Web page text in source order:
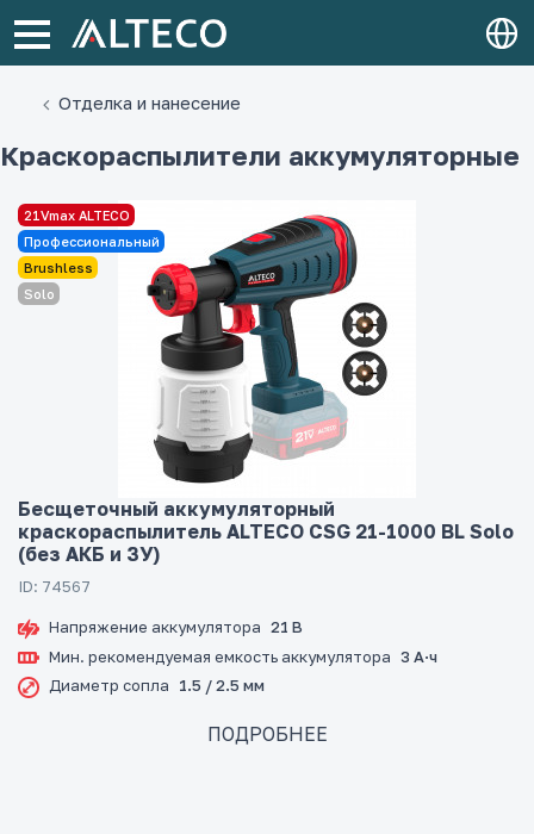
Отделка и нанесение
Краскораспылители аккумуляторные
21Vmax ALTECO
Профессиональный
Brushless
Solo
Бесщеточный аккумуляторный
краскораспылитель ALTECO CSG 21-1000 BL Solo
(без АКБ и ЗУ)
ID: 74567
Напряжение аккумулятора 21 В
Мин. рекомендуемая емкость аккумулятора 3 А·ч
Диаметр сопла
1.5 / 2.5 мм
ПОДРОБНЕЕ